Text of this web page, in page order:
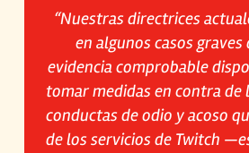
“Nuestras directrices
en algunos casos graves
evidencia comprobable
tomar medidas en contra de
conductas de odio y acoso
de los servicios de Twitch